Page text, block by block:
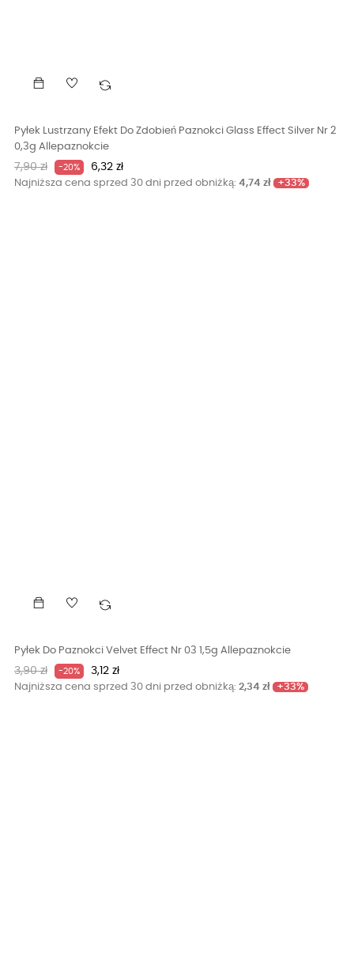
Pyłek Lustrzany Efekt Do Zdobień Paznokci Glass Effect Silver Nr 2
0,3g Allepaznokcie
Cena
podstawowa
7,90 zł -20% Cena
6,32 zł
Najniższa cena sprzed 30 dni przed obniżką: 4,74 zł +33%
Pyłek Do Paznokci Velvet Effect Nr 03 1,5g Allepaznokcie
Cena
podstawowa
3,90 zł -20% Cena
3,12 zł
Najniższa cena sprzed 30 dni przed obniżką: 2,34 zł +33%